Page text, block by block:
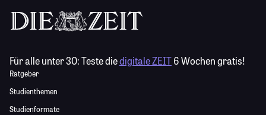
Für alle unter 30:Teste diedigitale ZEIT6 Wochen gratis!
Ratgeber
Studienthemen
Studienformate